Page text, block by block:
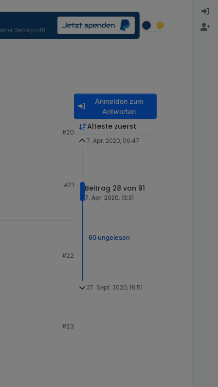
#20
#21
#22
#23
Anmelden zum
Antworten
Älteste zuerst
7. Apr. 2020, 06:47
Beitrag 28 von 91
7. Apr. 2020, 13:31
60 ungelesen
27. Sept. 2020, 18:51